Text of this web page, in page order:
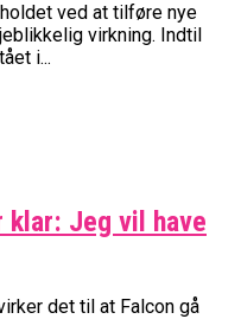
Point
Dag Starter
Succestræner
Misser Nøglekampe
Torsdag Aften I
Kæmpe Trænerjob
ved at tilføre nye
virkning. Indtil
i...
Jeg vil have
det til at Falcon gå